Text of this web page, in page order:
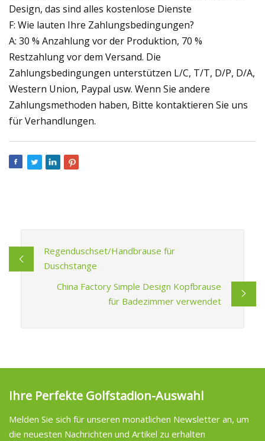
Design, das sind alles kostenlose Dienste
F: Wie lauten Ihre Zahlungsbedingungen?
A: 30 % Anzahlung vor der Produktion, 70 %
Restzahlung vor dem Versand. Die
Zahlungsbedingungen unterstützen L/C, T/T, D/P, D/A,
Western Union, Paypal usw. Wenn Sie andere
Zahlungsmethoden haben, Bitte kontaktieren Sie uns
für Verhandlungen.
Regenduschset/Handbrause für
Duschstange
China Factory Simple Design Kopfbrause
für Badezimmer verwendet
Ihre Perfekte Golfstadion-Auswahl
Melden Sie sich für unseren monatlichen Newsletter an, um
die neuesten Nachrichten und Artikel zu erhalten